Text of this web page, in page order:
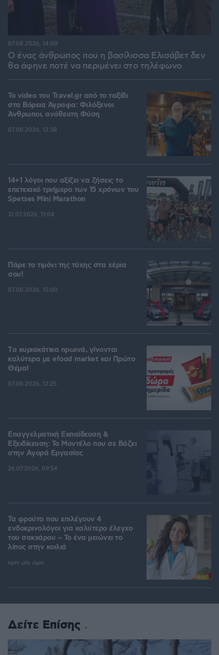
Ο ένας άνθρωπος που η βασίλισσα Ελισάβετ δεν
θα άφηνε ποτέ να περιμένει στο τηλέφωνο
07.08.2026, 14:00
To video του Travel.gr από το ταξίδι
στα Βόρεια Άγραφα: Φιλόξενοι
Άνθρωποι, ανόθευτη Φύση
07.08.2026, 12:38
14+1 λόγοι που αξίζει να ζήσεις το
επετειακό τριήμερο των 15 χρόνων του
Spetses Mini Marathon
31.07.2026, 11:04
Πάρε το τιμόνι της τύχης στα χέρια
σου!
07.08.2026, 15:00
Tα κυριακάτικα πρωινά, γίνονται
καλύτερα με efood market και Πρώτο
Θέμα!
07.08.2026, 12:25
Επαγγελματική Εκπαίδευση &
Εξειδίκευση: Το Mοντέλο που σε Bάζει
στην Aγορά Eργασίας
26.07.2026, 09:54
Τα φρούτα που επιλέγουν 4
ενδοκρινολόγοι για καλύτερο έλεγχο
του σακχάρου – Το ένα μειώνει το
λίπος στην κοιλιά
πριν μία ώρα
Δείτε Επίσης